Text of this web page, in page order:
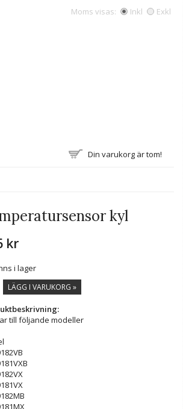
Moms visas: Inkl Exkl
Din varukorg är tom!
kyl
kr
i lager
LÄGG I VARUKORG »
till följande modeller